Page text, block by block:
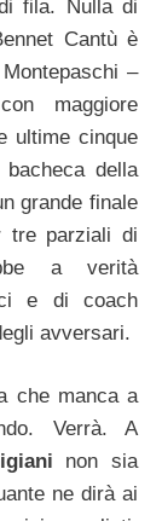
fila. Nulla di
Cantù è
–
maggiore
ultime cinque
bacheca della
grande finale
tre parziali di
a verità
e di coach
avversari.
che manca a
Verrà. A
non sia
ne dirà ai